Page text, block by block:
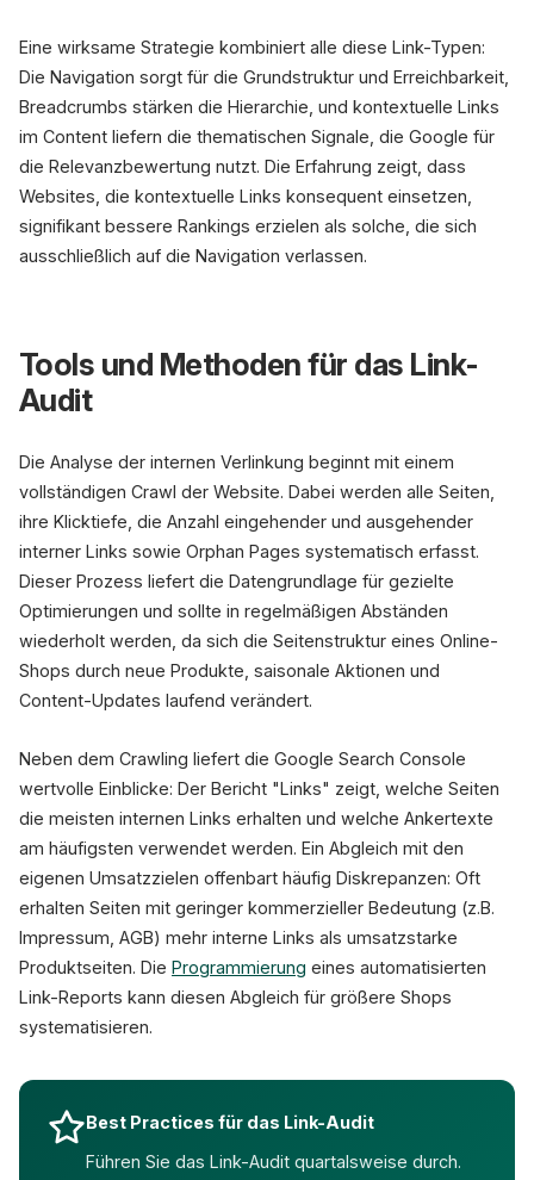
Eine wirksame Strategie kombiniert alle diese Link-Typen:
Die Navigation sorgt für die Grundstruktur und Erreichbarkeit,
Breadcrumbs stärken die Hierarchie, und kontextuelle Links
im Content liefern die thematischen Signale, die Google für
die Relevanzbewertung nutzt. Die Erfahrung zeigt, dass
Websites, die kontextuelle Links konsequent einsetzen,
signifikant bessere Rankings erzielen als solche, die sich
ausschließlich auf die Navigation verlassen.
Tools und Methoden für das Link-
Audit
Die Analyse der internen Verlinkung beginnt mit einem
vollständigen Crawl der Website. Dabei werden alle Seiten,
ihre Klicktiefe, die Anzahl eingehender und ausgehender
interner Links sowie Orphan Pages systematisch erfasst.
Dieser Prozess liefert die Datengrundlage für gezielte
Optimierungen und sollte in regelmäßigen Abständen
wiederholt werden, da sich die Seitenstruktur eines Online-
Shops durch neue Produkte, saisonale Aktionen und
Content-Updates laufend verändert.
Neben dem Crawling liefert die Google Search Console
wertvolle Einblicke: Der Bericht "Links" zeigt, welche Seiten
die meisten internen Links erhalten und welche Ankertexte
am häufigsten verwendet werden. Ein Abgleich mit den
eigenen Umsatzzielen offenbart häufig Diskrepanzen: Oft
erhalten Seiten mit geringer kommerzieller Bedeutung (z.B.
Impressum, AGB) mehr interne Links als umsatzstarke
Produktseiten. Die Programmierung eines automatisierten
Link-Reports kann diesen Abgleich für größere Shops
systematisieren.
Best Practices für das Link-Audit
Führen Sie das Link-Audit quartalsweise durch.